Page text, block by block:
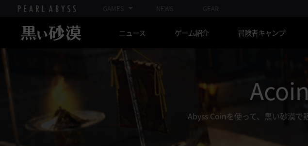
GAMES NEWS GEAR
ニュース ゲーム紹介 冒険者キャンプ
Abyss Coinを使って、黒い砂漠で